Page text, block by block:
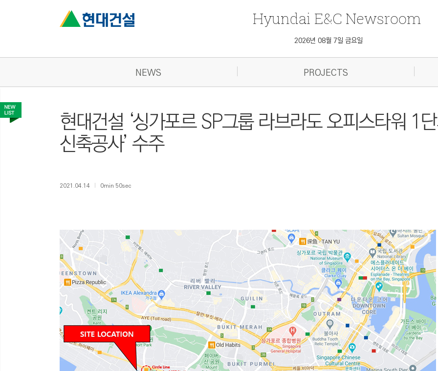
Hyundai E&C Newsroom
2026년 08월 7일 금요일
NEWS PROJECTS
현대건설 ‘싱가포르 SP그룹 라브라도 오피스타워 1
신축공사’ 수주
2021.04.14 0min 50sec